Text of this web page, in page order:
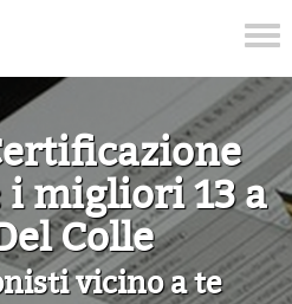
i migliori 13 a
Colle
vicino a te